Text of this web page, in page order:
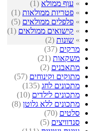
» עוף ממולא (1)
» פטריות ממולאות (1)
» פלפלים ממולאים (5)
» קישואים ממולאים (1)
» שונות (2)
מרקים (37)
משקאות (21)
מתאבנים (2)
מתוקים וקינוחים (57)
מתכונים לחג (135)
מתכונים לילדים (10)
מתכונים ללא גלוטן (8)
סלטים (70)
סנדוויצים (5)